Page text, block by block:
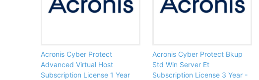
Acronis Cyber Protect
Advanced Virtual Host
Subscription License 1 Year
Acronis Cyber Protect Bkup
Std Win Server Et
Subscription License 3 Year -